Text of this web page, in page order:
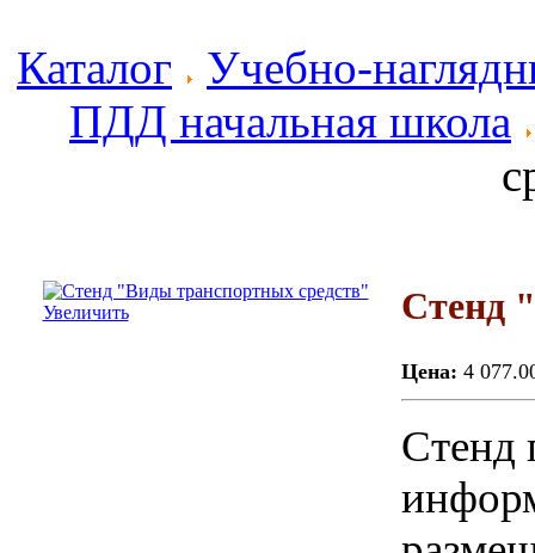
Каталог
Учебно-
ПДД начальная школа
Увеличить Стенд
Цена: 4
Стенд